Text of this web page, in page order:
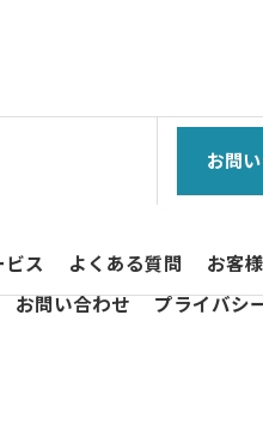
お問
ビス よくある質問 お客
お問い合わせ プライバシ